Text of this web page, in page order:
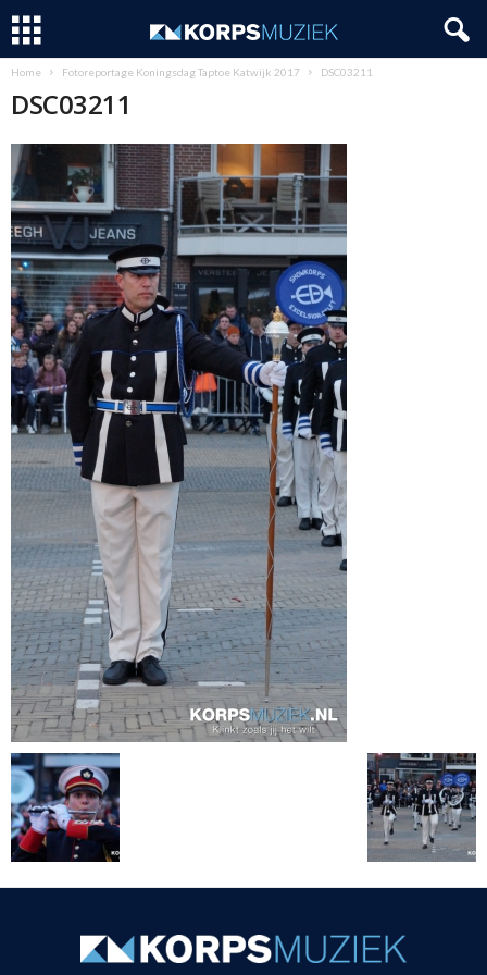
Home Fotoreportage Koningsdag Taptoe Katwijk 2017 DSC03211
DSC03211